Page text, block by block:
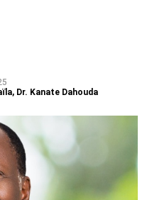
Dr. Kanate Dahouda